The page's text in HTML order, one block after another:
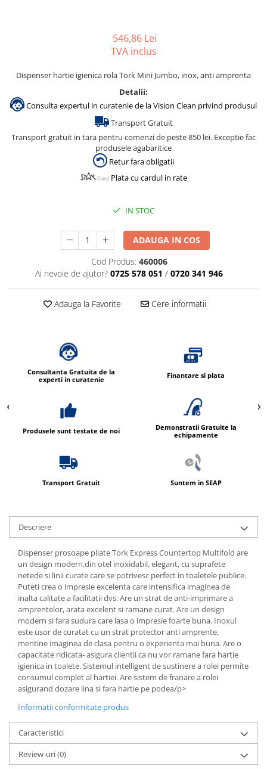
Room Care
Dezinfectanti profesionali
Dezinfectanti maini
Dezinfectanti medicali profesionali
Dezinfectanti suprafete
Dispensere hartie igienica
Dispensere odorizante
Dispensere prosoape pliate (Z)
Dispensere pungi igiena feminina
Dispensere servetele masa,
servetele faciale
Dozatoare sapun lichid
Uscatoare de maini si par
Uscatoare de maini
Produse ingrijire personala
Crema de corp
Sapun solid
Sapun spuma
Consumabile hartie
Acoperitori toaleta
Cearceaf hartie & cearceaf hartie
Hartie igienica
Prosoape hartie pliate
Pungi igienice
Role hartie industriala
Role prosop hartie
Servetele masa & faciale
Odorizante profesionale
Aparate odorizante profesionale
Odorizant toalera, wc
546,86 Lei
TVA inclus
Dispenser hartie igienica rola Tork Mini Jumbo, inox, anti amprenta
Detalii:
Consulta expertul in curatenie de la Vision Clean privind produsul
Transport Gratuit
Transport gratuit in tara pentru comenzi de peste 850 lei. Exceptie fac
produsele agabaritice
Retur fara obligatii
Plata cu cardul in rate
IN STOC
ADAUGA IN COS
Cod Produs: 460006
Ai nevoie de ajutor? 0725 578 051 / 0720 341 946
Adauga la Favorite Cere informatii
Consultanta Gratuita de la
experti in curatenie
Finantare si plata
Produsele sunt testate de noi
Demonstratii Gratuite la
echipamente
Transport Gratuit Suntem in SEAP
Descriere
Dispenser prosoape pliate Tork Express Countertop Multifold are
un design modern,din otel inoxidabil, elegant, cu suprafete
netede si linii curate care se potrivesc perfect in toaletele publice.
Puteti crea o impresie excelenta care intensifica imaginea de
inalta calitate a facilitatii dvs. Are un strat de anti-imprimare a
amprentelor, arata excelent si ramane curat. Are un design
modern si fara sudura care lasa o impresie foarte buna. Inoxul
este usor de curatat cu un strat protector anti amprente,
mentine imaginea de clasa pentru o experienta mai buna. Are o
capacitate ridicata- asigura clientii ca nu vor ramane fara hartie
igienica in toalete. Sistemul intelligent de sustinere a rolei permite
consumul complet al hartiei. Are sistem de franare a rolei
asigurand dozare lina si fara hartie pe podea/p>
Informatii conformitate produs
Caracteristici
Review-uri(0)